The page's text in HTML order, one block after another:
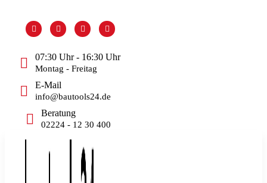
content
07:30 Uhr - 16:30 Uhr
Montag - Freitag
E-Mail
info@bautools24.de
Beratung
02224 - 12 30 400